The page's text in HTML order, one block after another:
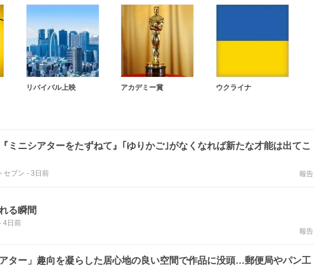
リバイバル上映 アカデミー賞 ウクライナ
『ミニシアターをたずねて』｢ゆりかご｣がなくなれば新たな才能は出てこ
セブン - 3日前 報告
る瞬間
4日前
報告
アター」趣向を凝らした居心地の良い空間で作品に没頭…郵便局やパン工